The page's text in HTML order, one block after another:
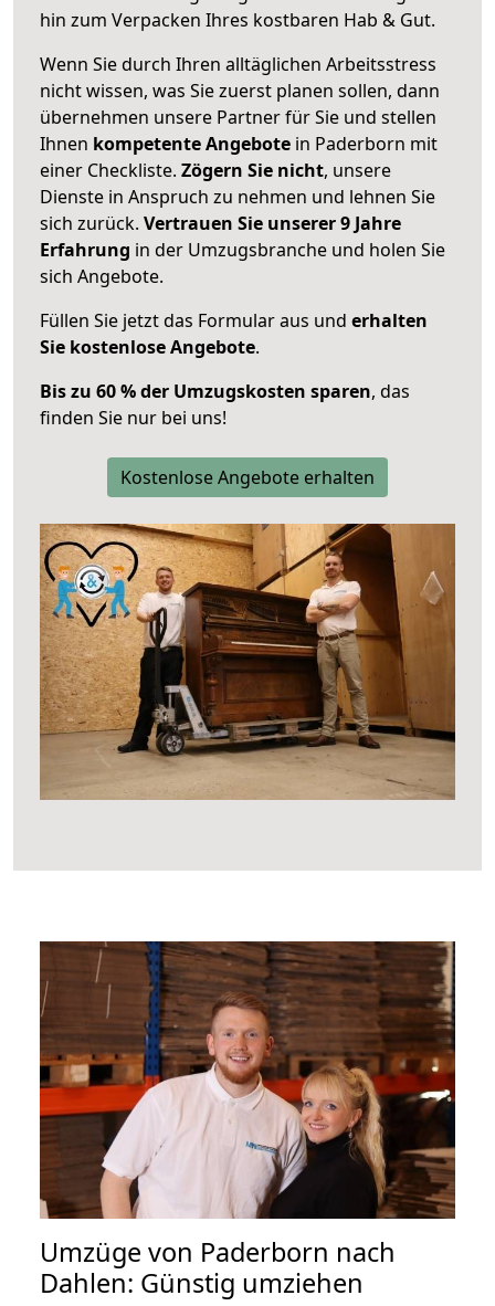
hin zum Verpacken Ihres kostbaren Hab & Gut.
Wenn Sie durch Ihren alltäglichen Arbeitsstress
nicht wissen, was Sie zuerst planen sollen, dann
übernehmen unsere Partner für Sie und stellen
Ihnen kompetente Angebote in Paderborn mit
einer Checkliste. Zögern Sie nicht, unsere
Dienste in Anspruch zu nehmen und lehnen Sie
sich zurück. Vertrauen Sie unserer 9 Jahre
Erfahrung in der Umzugsbranche und holen Sie
sich Angebote.
Füllen Sie jetzt das Formular aus und erhalten
Sie kostenlose Angebote.
Bis zu 60 % der Umzugskosten sparen, das
finden Sie nur bei uns!
Kostenlose Angebote erhalten
Umzüge von Paderborn nach
Dahlen: Günstig umziehen